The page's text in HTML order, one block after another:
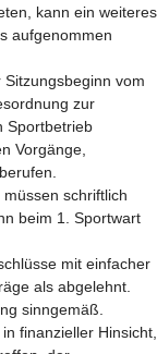
kann ein weiteres
aufgenommen
vom
zur
Sportbetrieb
Vorgänge,
schriftlich
beim 1. Sportwart
mit einfacher
als abgelehnt.
sinngemäß.
finanzieller Hinsicht,